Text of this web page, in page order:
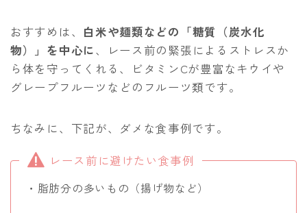
おすすめは、 白米や麺類などの「糖質（炭水化
物）」を中心に、レース前の緊張によるストレスか
ら体を守ってくれる、ビタミンCが豊富なキウイや
グレープフルーツなどのフルーツ類です。
ちなみに、下記が、ダメな食事例です。
レース前に避けたい食事例
・脂肪分の多いもの（揚げ物など）